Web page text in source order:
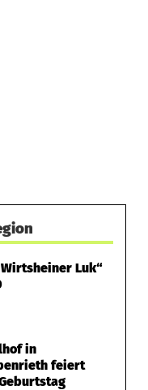
Luk“
in
feiert